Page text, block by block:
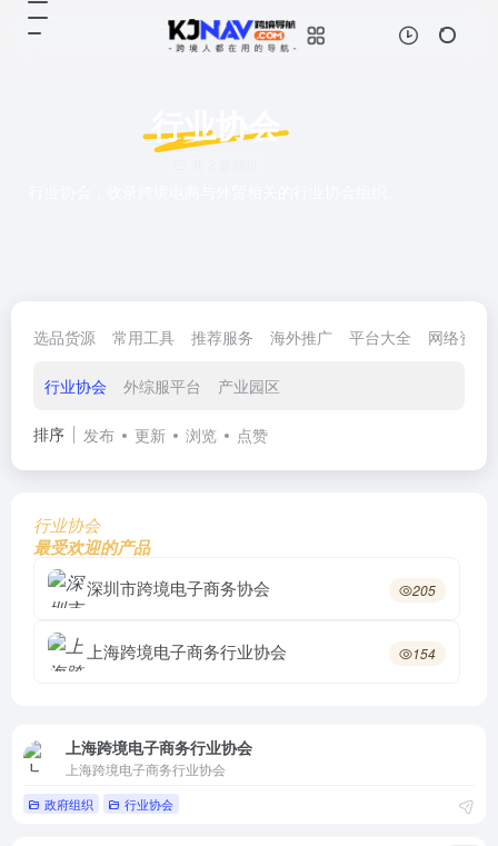
行业协会
选品货源 常用工具 推荐服务 海外推广 平台大全 网络资源
行业协会 外综服平台 产业园区
排序 发布 更新 浏览 点赞
行业协会
最受欢迎的产品
深圳市跨境电子商务协会 205
上海跨境电子商务行业协会 154
上海跨境电子商务行业协会
上海跨境电子商务行业协会
政府组织 行业协会